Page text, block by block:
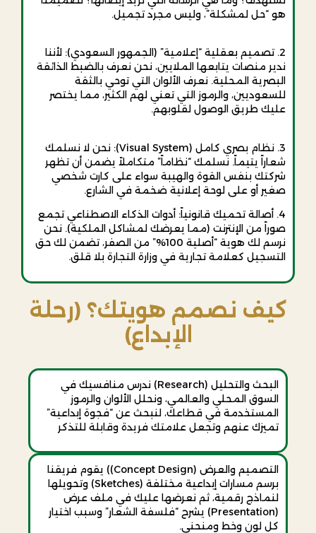
هو “حل لمشكلة”، وليس مجرد تجميل.
2. تصميم بعقلية “إعلامية” (الجمهور السعودي): لأننا
ندير منصات يتابعها الملايين، نحن نعرف بالضبط الذائقة
البصرية المحلية. نعرف الألوان التي توحي بالثقة
للسعوديين، والرموز التي تعني لهم الكثير، مما يختصر
عليك طريق الوصول لقلوبهم.
3. نظام بصري كامل (Visual System): نحن لا نسلمك
شعاراً يتيماً. نسلمك “نظاماً” متكاملاً يضمن أن تظهر
شركتك بنفس القوة والهيبة سواء على كارت شخصي
صغير أو على لوحة إعلانية ضخمة في الشارع.
4. أصالة تحميك قانونياً: أدوات الذكاء الاصطناعي تجمع
صوراً من الإنترنت (مما يعرضك لمشاكل الملكية). نحن
نرسم لك هوية “أصلية 100%” من الصفر، تضمن لك حق
التسجيل كعلامة تجارية في وزارة التجارة بلا قلق.
كيف نصمم هويتك؟ (رحلة
الإبداع)
البحث والتحليل (Research) ندرس منافسيك في
السوق المحلي والعالمي، ونحلل الألوان والرموز
المستخدمة في قطاعك، لنبحث عن “فجوة إبداعية”
تميزك عنهم وتجعل علامتك فريدة وقابلة للتذكر
التصميم والعرض (Concept Design)) يقوم فريقنا
برسم مسارات إبداعية مختلفة (Sketches) وتحويلها
لنماذج رقمية، ثم نعرضها عليك في ملف عرض
(Presentation) يشرح “فلسفة الشعار” وسبب اختيار
كل لون وخط ومنحنى.